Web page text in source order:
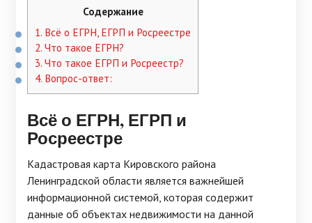
Содержание
1. Всё о ЕГРН, ЕГРП и Росреестре
2. Что такое ЕГРН?
3. Что такое ЕГРП и Росреестр?
4. Вопрос-ответ:
Всё о ЕГРН, ЕГРП и
Росреестре
Кадастровая карта Кировского района
Ленинградской области является важнейшей
информационной системой, которая содержит
данные об объектах недвижимости на данной